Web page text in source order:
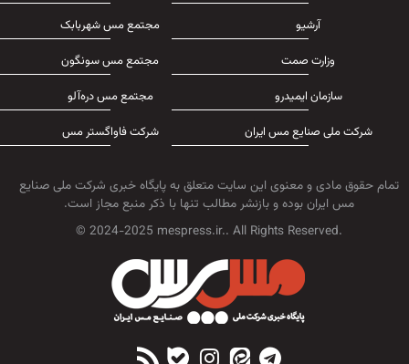
آرشیو
وزارت صمت
سازمان ایمیدرو
شرکت ملی صنایع مس ایران
مجتمع مس شهربابک
مجتمع مس سونگون
مجتمع مس دره‌آلو
شرکت فاواگستر مس
تمام حقوق مادی و معنوی این سایت متعلق به پایگاه خبری شرکت ملی صنایع
مس ایران بوده و بازنشر مطالب تنها با ذکر منبع مجاز است.
© 2024-2025 mespress.ir.. All Rights Reserved.